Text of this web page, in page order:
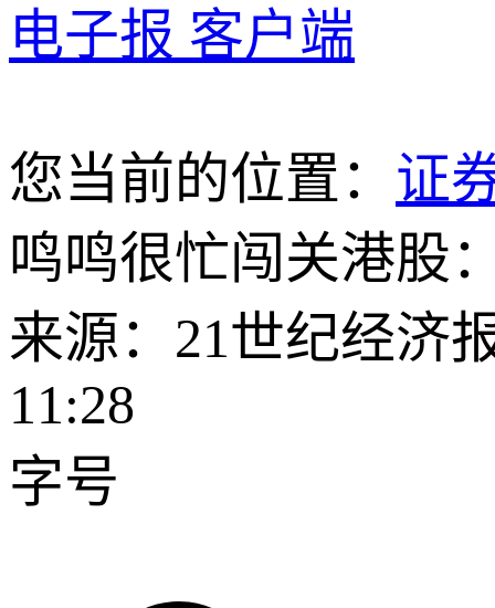
电子报 客户端
您当前的位置： 证
鸣鸣很忙闯关港股
来源：21世纪经济
11:28
字号